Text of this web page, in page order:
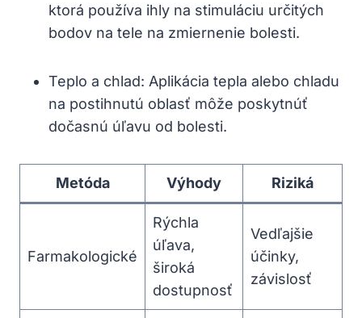
ktorá používa ihly na stimuláciu určitých
bodov na tele na zmiernenie bolesti.
Teplo a chlad: Aplikácia tepla alebo chladu
na postihnutú oblasť môže poskytnúť
dočasnú úľavu od bolesti.
Metóda Výhody Riziká
Farmakologické
Rýchla
úľava,
široká
dostupnosť
Vedľajšie
účinky,
závislosť